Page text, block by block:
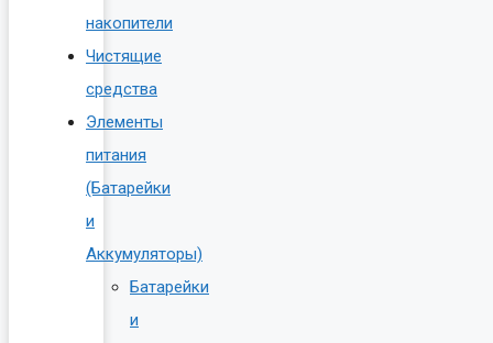
накопители
Чистящие
средства
Элементы
питания
(Батарейки
и
Аккумуляторы)
Батарейки
и